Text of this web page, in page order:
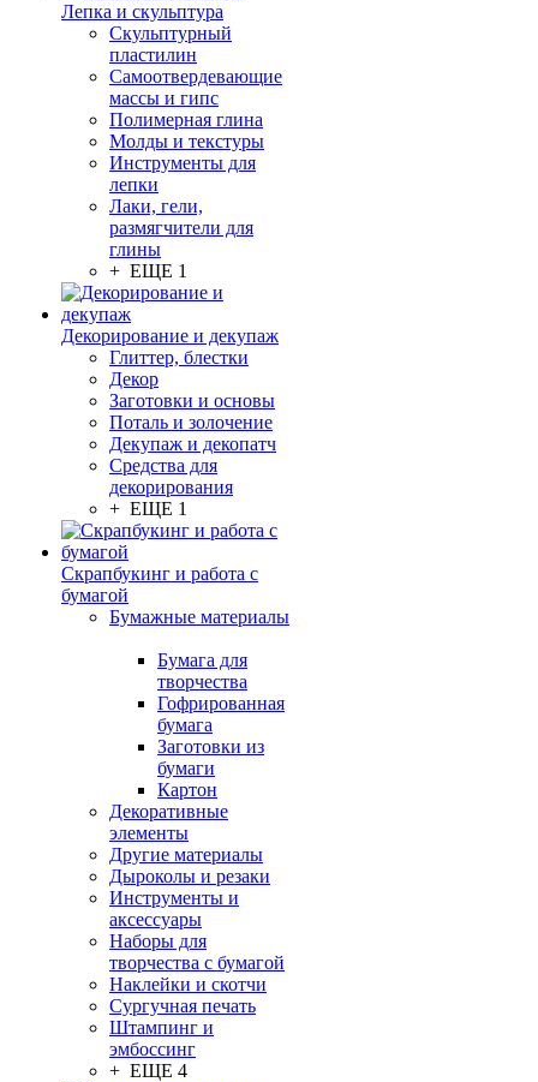
Лепка и скульптура
Скульптурный
пластилин
Самоотвердевающие
массы и гипс
Полимерная глина
Молды и текстуры
Инструменты для
лепки
Лаки, гели,
размягчители для
глины
+ ЕЩЕ 1
Декорирование и декупаж
Глиттер, блестки
Декор
Заготовки и основы
Поталь и золочение
Декупаж и декопатч
Средства для
декорирования
+ ЕЩЕ 1
Скрапбукинг и работа с
бумагой
Бумажные материалы
Бумага для
творчества
Гофрированная
бумага
Заготовки из
бумаги
Картон
Декоративные
элементы
Другие материалы
Дыроколы и резаки
Инструменты и
аксессуары
Наборы для
творчества с бумагой
Наклейки и скотчи
Сургучная печать
Штампинг и
эмбоссинг
+ ЕЩЕ 4